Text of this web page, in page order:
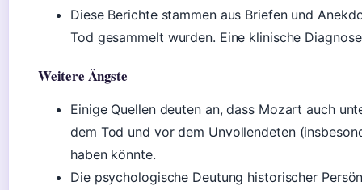
Diese Berichte stammen aus Briefen und
Tod gesammelt wurden. Eine klinische
Weitere Ängste
Einige Quellen deuten an, dass Mozart auch
dem Tod und vor dem Unvollendeten
haben könnte.
Die psychologische Deutung historischer